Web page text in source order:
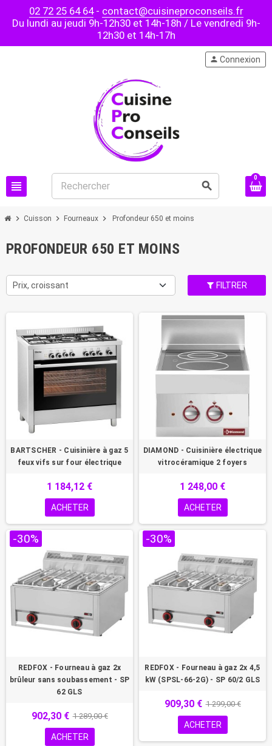
02 72 25 64 64- contact@cuisineproconseils.fr
Du lundi au jeudi 9h-12h30 et 14h-18h / Le vendredi 9h-
12h30 et 14h-17h
view_headline search
person Connexion
0
chevron_right Cuisson chevron_right Fourneaux chevron_right Profondeur 650 et moins
PROFONDEUR 650 ET MOINS
Prix, croissant FILTRER
BARTSCHER - Cuisinière à gaz 5
feux vifs sur four électrique
1 184,12 €
ACHETER
DIAMOND - Cuisinière électrique
vitrocéramique 2 foyers
1 248,00 €
ACHETER
-30%
REDFOX - Fourneau à gaz 2x
brûleur sans soubassement - SP
62 GLS
902,30 € 1 289,00 €
ACHETER
-30%
REDFOX - Fourneau à gaz 2x 4,5
kW (SPSL-66-2G) - SP 60/2 GLS
909,30 € 1 299,00 €
ACHETER